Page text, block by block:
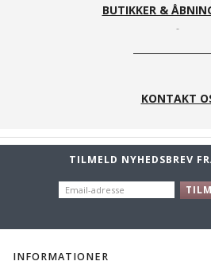
BUTIKKER &
KONTAKT
TILMELD NYHEDSBREV
EMAIL-
ADRESSE
INFORMATIONER